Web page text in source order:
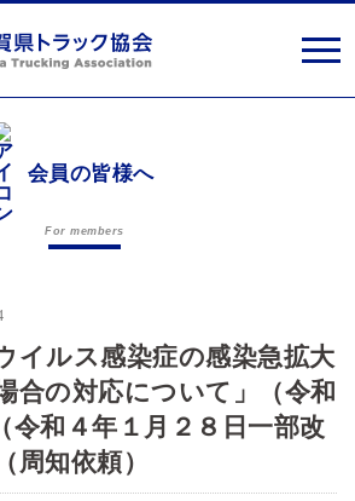
会員の皆様へ
For members
イルス感染症の感染急拡大
合の対応について」（令和
令和４年１月２８日一部改
周知依頼）